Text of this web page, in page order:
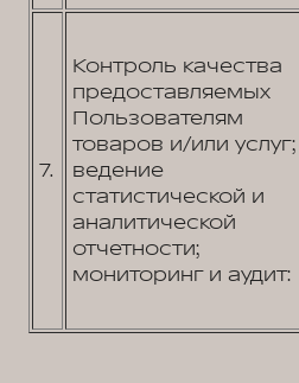
7.
Контроль качества
предоставляемых
Пользователям
товаров и/или услуг;
ведение
статистической и
аналитической
отчетности;
мониторинг и аудит: